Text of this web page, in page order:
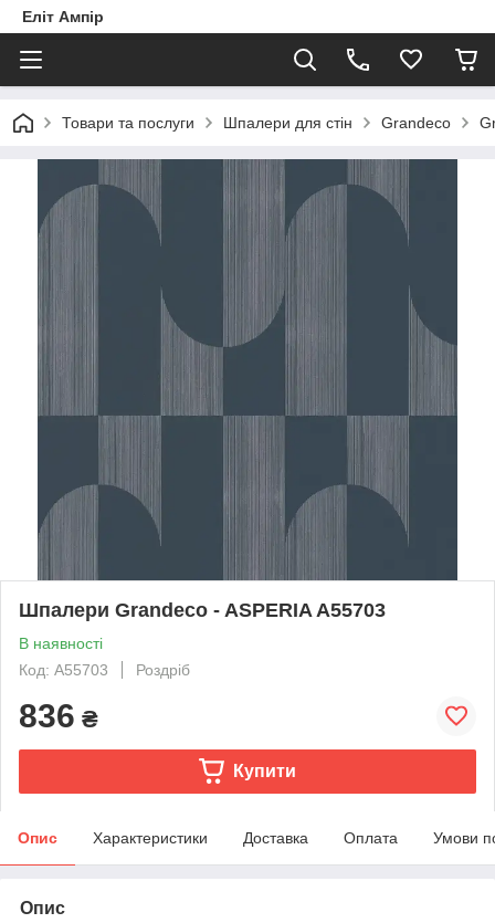
Еліт Ампір
Товари та послуги Шпалери для стін Grandeco
Шпалери Grandeco - ASPERIA A55703
В наявності
Код: A55703
Роздріб
836 ₴
Купити
Опис Характеристики Доставка Оплата Умови
Опис